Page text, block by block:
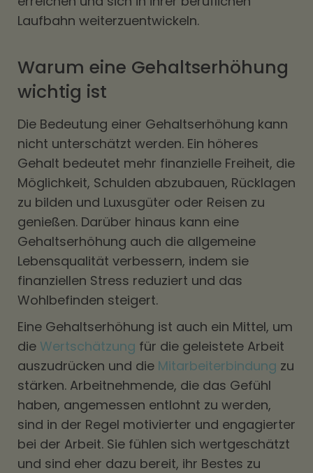
Laufbahn weiterzuentwickeln.
Warum eine Gehaltserhöhung
wichtig ist
Die Bedeutung einer Gehaltserhöhung kann
nicht unterschätzt werden. Ein höheres
Gehalt bedeutet mehr finanzielle Freiheit, die
Möglichkeit, Schulden abzubauen, Rücklagen
zu bilden und Luxusgüter oder Reisen zu
genießen. Darüber hinaus kann eine
Gehaltserhöhung auch die allgemeine
Lebensqualität verbessern, indem sie
finanziellen Stress reduziert und das
Wohlbefinden steigert.
Eine Gehaltserhöhung ist auch ein Mittel, um
die Wertschätzung für die geleistete Arbeit
auszudrücken und die Mitarbeiterbindung zu
stärken. Arbeitnehmende, die das Gefühl
haben, angemessen entlohnt zu werden,
sind in der Regel motivierter und engagierter
bei der Arbeit. Sie fühlen sich wertgeschätzt
und sind eher dazu bereit, ihr Bestes zu